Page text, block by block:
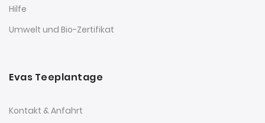
Hilfe
Umwelt und Bio-Zertifikat
Evas Teeplantage
Kontakt & Anfahrt